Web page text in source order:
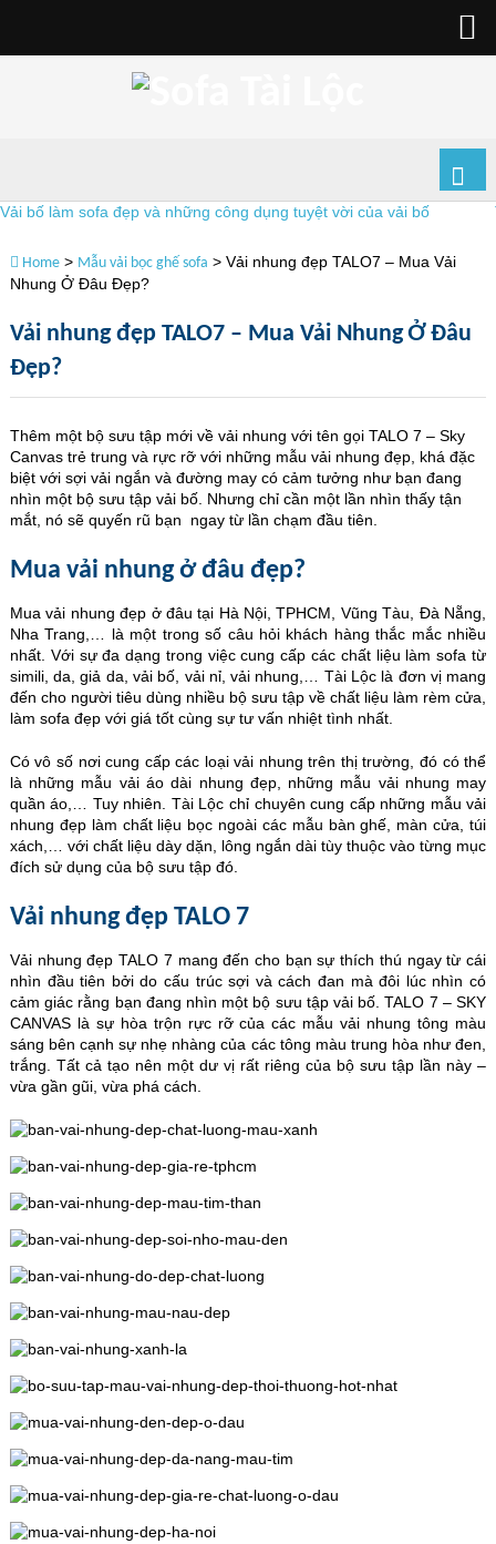
làm sofa đẹp và những công dụng tuyệt vời của vải bố
Home> Mẫu vải bọc ghế sofa > Vải nhung đẹp TALO7 – Mua Vải
Nhung Ở Đâu Đẹp?
Vải nhung đẹp TALO7 – Mua Vải Nhung Ở Đâu
Đẹp?
Thêm một bộ sưu tập mới về vải nhung với tên gọi TALO 7 – Sky
Canvas trẻ trung và rực rỡ với những mẫu vải nhung đẹp, khá đặc
biệt với sợi vải ngắn và đường may có cảm tưởng như bạn đang
nhìn một bộ sưu tập vải bố. Nhưng chỉ cần một lần nhìn thấy tận
mắt, nó sẽ quyến rũ bạn ngay từ lần chạm đầu tiên.
Mua vải nhung ở đâu đẹp?
Mua vải nhung đẹp ở đâu tại Hà Nội, TPHCM, Vũng Tàu, Đà Nẵng,
Nha Trang,… là một trong số câu hỏi khách hàng thắc mắc nhiều
nhất. Với sự đa dạng trong việc cung cấp các chất liệu làm sofa từ
simili, da, giả da, vải bố, vải nỉ, vải nhung,… Tài Lộc là đơn vị mang
đến cho người tiêu dùng nhiều bộ sưu tập về chất liệu làm rèm cửa,
làm sofa đẹp với giá tốt cùng sự tư vấn nhiệt tình nhất.
Có vô số nơi cung cấp các loại vải nhung trên thị trường, đó có thể
là những mẫu vải áo dài nhung đẹp, những mẫu vải nhung may
quần áo,… Tuy nhiên. Tài Lộc chỉ chuyên cung cấp những mẫu vải
nhung đẹp làm chất liệu bọc ngoài các mẫu bàn ghế, màn cửa, túi
xách,… với chất liệu dày dặn, lông ngắn dài tùy thuộc vào từng mục
đích sử dụng của bộ sưu tập đó.
Vải nhung đẹp TALO 7
Vải nhung đẹp TALO 7 mang đến cho bạn sự thích thú ngay từ cái
nhìn đầu tiên bởi do cấu trúc sợi và cách đan mà đôi lúc nhìn có
cảm giác rằng bạn đang nhìn một bộ sưu tập vải bố. TALO 7 – SKY
CANVAS là sự hòa trộn rực rỡ của các mẫu vải nhung tông màu
sáng bên cạnh sự nhẹ nhàng của các tông màu trung hòa như đen,
trắng. Tất cả tạo nên một dư vị rất riêng của bộ sưu tập lần này –
vừa gần gũi, vừa phá cách.